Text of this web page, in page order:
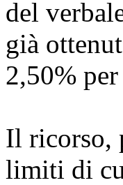
del
già
2,50%
Il ricorso,
limiti di